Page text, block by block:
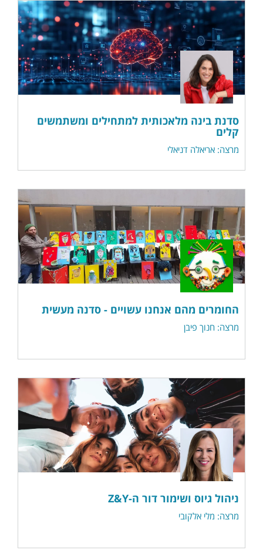
סדנת בינה מלאכותית למתחילים ומשתמשים
קלים
מרצה: אריאלה דניאלי
החומרים מהם אנחנו עשויים - סדנה מעשית
מרצה: חנוך פיבן
ניהול גיוס ושימור דור ה-Z&Y
מרצה: מלי אלקובי